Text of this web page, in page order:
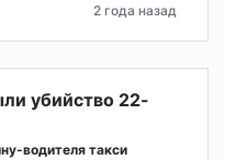
2 года назад
убийство 22-
водителя такси